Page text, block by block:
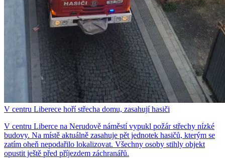
V centru Liberece hoří střecha domu, zasahují hasiči
V centru Liberce na Nerudově náměstí vypukl požár střechy nízké
budovy. Na místě aktuálně zasahuje pět jednotek hasičů, kterým se
zatím oheň nepodařilo lokalizovat. Všechny osoby stihly objekt
opustit ještě před příjezdem záchranářů.